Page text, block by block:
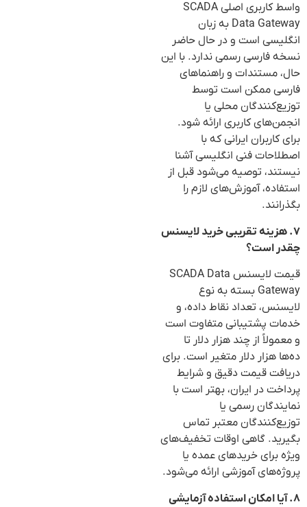
واسط کاربری اصلی SCADA
Data Gateway به زبان
انگلیسی است و در حال حاضر
نسخه فارسی رسمی ندارد. با این
حال، مستندات و راهنماهای
فارسی ممکن است توسط
توزیع‌کنندگان محلی یا
انجمن‌های کاربری ارائه شود.
برای کاربران ایرانی که با
اصطلاحات فنی انگلیسی آشنا
نیستند، توصیه می‌شود قبل از
استفاده، آموزش‌های لازم را
بگذرانند.
۷. هزینه تقریبی خرید لایسنس
چقدر است؟
قیمت لایسنس SCADA Data
Gateway بسته به نوع
لایسنس، تعداد نقاط داده، و
خدمات پشتیبانی متفاوت است
و معمولاً از چند هزار دلار تا
ده‌ها هزار دلار متغیر است. برای
دریافت قیمت دقیق و شرایط
پرداخت در ایران، بهتر است با
نمایندگان رسمی یا
توزیع‌کنندگان معتبر تماس
بگیرید. گاهی اوقات تخفیف‌های
ویژه برای خریدهای عمده یا
پروژه‌های آموزشی ارائه می‌شود.
۸. آیا امکان استفاده آزمایشی